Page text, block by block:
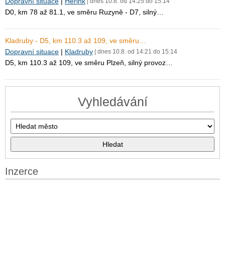
D0, km 78 až 81.1, ve směru Ruzyně - D7, silný…
Kladruby - D5, km 110.3 až 109, ve směru…
Dopravní situace | Kladruby | dnes 10.8. od 14:21 do 15:14
D5, km 110.3 až 109, ve směru Plzeň, silný provoz…
Vyhledávání
Inzerce